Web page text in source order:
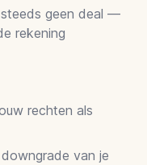
steeds geen deal —
rekening
rechten als
van je